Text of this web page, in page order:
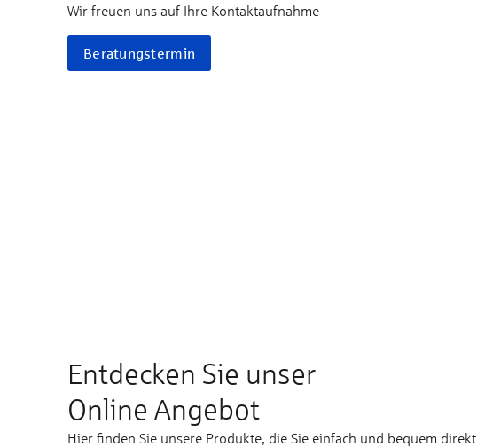
Wir freuen uns auf Ihre Kontaktaufnahme
Beratungstermin
Entdecken Sie unser
Online Angebot
Hier finden Sie unsere Produkte, die Sie einfach und bequem direkt